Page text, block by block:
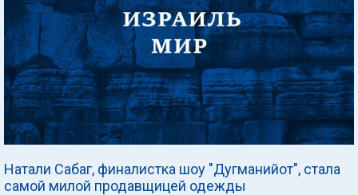
Натали Сабаг, финалистка шоу "Дугманийот", стала
самой милой продавщицей одежды